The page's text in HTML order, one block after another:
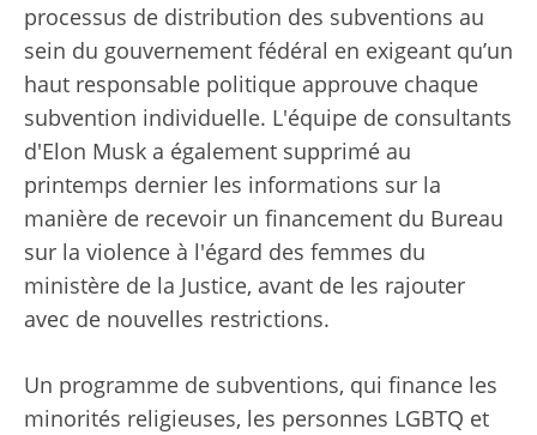
processus de distribution des subventions au
sein du gouvernement fédéral en exigeant qu’un
haut responsable politique approuve chaque
subvention individuelle. L'équipe de consultants
d'Elon Musk a également supprimé au
printemps dernier les informations sur la
manière de recevoir un financement du Bureau
sur la violence à l'égard des femmes du
ministère de la Justice, avant de les rajouter
avec de nouvelles restrictions.
Un programme de subventions, qui finance les
minorités religieuses, les personnes LGBTQ et